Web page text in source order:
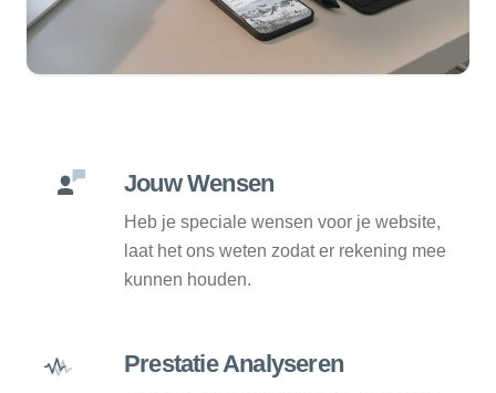
Jouw Wensen
Heb je speciale wensen voor je website,
laat het ons weten zodat er rekening mee
kunnen houden.
Prestatie Analyseren